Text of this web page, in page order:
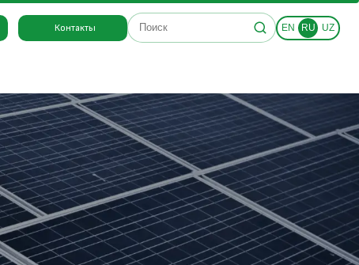
Контакты Поиск по сайту EN RU UZ